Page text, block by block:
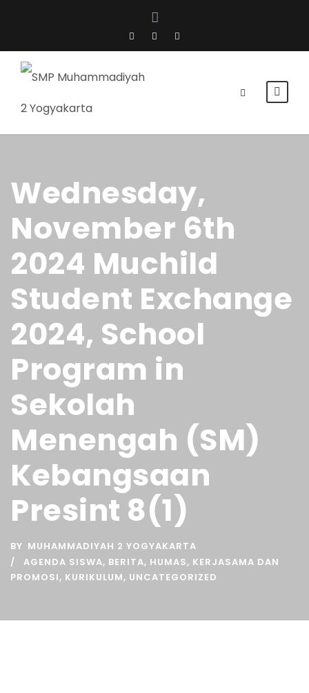
Wednesday,
November 6th
2024 Muchild
Student Exchange
2024, School
Program in
Sekolah
Menengah (SM)
Kebangsaan
Presint 8(1)
BY MUHAMMADIYAH 2 YOGYAKARTA
AGENDA SISWA, BERITA, HUMAS, KERJASAMA DAN
PROMOSI, KURIKULUM, UNCATEGORIZED